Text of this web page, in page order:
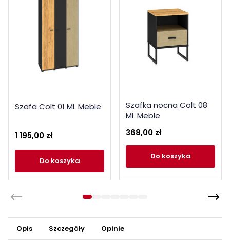
Szafa Colt 01 ML Meble
1 195,00 zł
do koszyka
Szafka nocna Colt 08
ML Meble
368,00 zł
do koszyka
Opis Szczegóły Opinie